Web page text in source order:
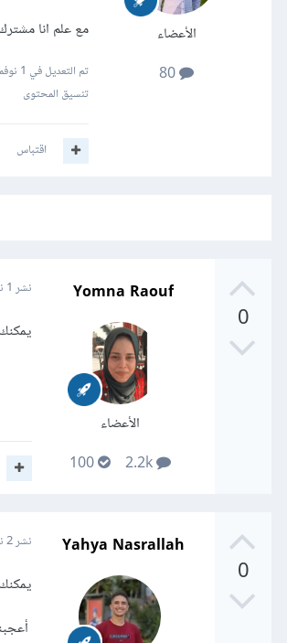
الأعضاء
مع علم انا
تم التعديل في 1 نوفمبر 2020
تنسيق المحتوى
اقتباس
0
Yomna Raouf
الأعضاء
2.2k
100
نشر 1 نوفمبر 2020
0
Yahya Nasrallah نشر2 نوفمبر 2020